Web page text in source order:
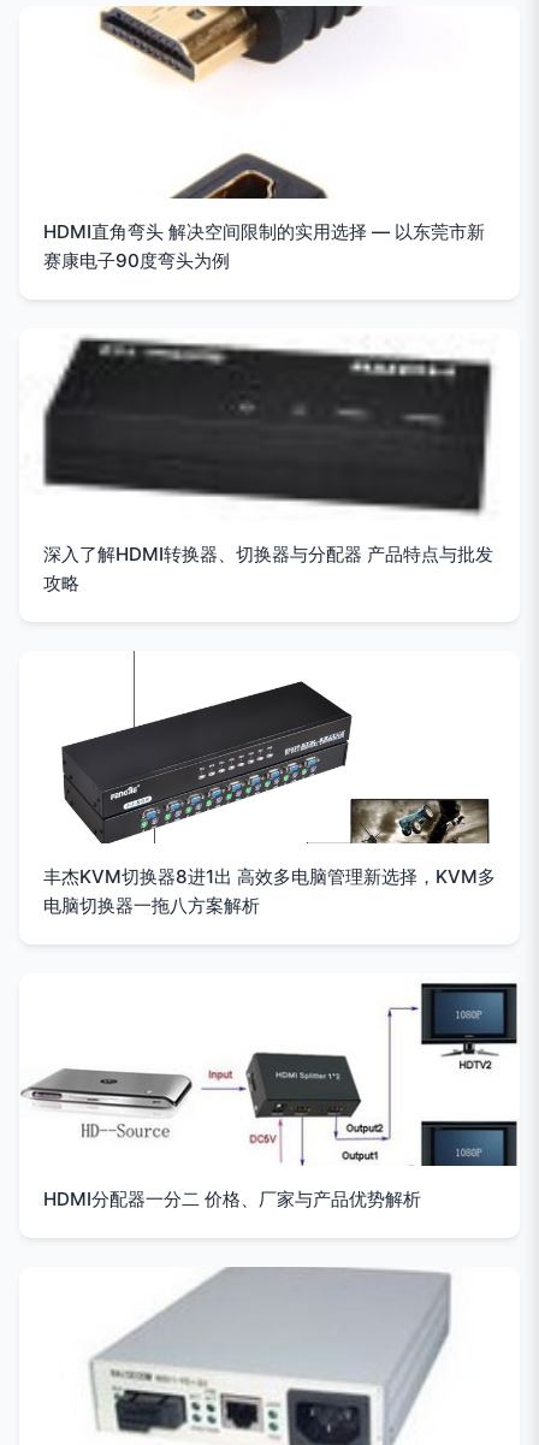
HDMI直角弯头 解决空间限制的实用选择 — 以东莞市新
赛康电子90度弯头为例
深入了解HDMI转换器、切换器与分配器 产品特点与批发
攻略
丰杰KVM切换器8进1出 高效多电脑管理新选择，KVM多
电脑切换器一拖八方案解析
HDMI分配器一分二 价格、厂家与产品优势解析